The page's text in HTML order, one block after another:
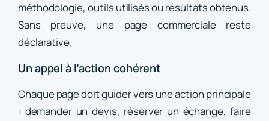
méthodologie, outils utilisés ou résultats obtenus.
Sans preuve, une page commerciale reste
déclarative.
Un appel à l’action cohérent
Chaque page doit guider vers une action principale
: demander un devis, réserver un échange, faire